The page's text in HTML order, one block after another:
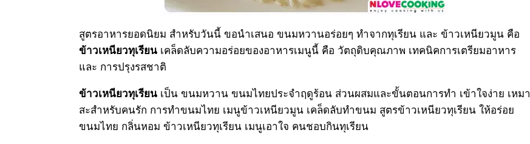
สูตรอาหารยอดนิยม สำหรับวันนี้ ขอนำเสนอ ขนมหวานอร่อยๆ ทำจากทุเรียน และ ข้าวเหนียวมูน คือ
ข้าวเหนียวทุเรียน เคล็ดลับความอร่อยของอาหารเมนูนี้ คือ วัตถุดิบคุณภาพ เทคนิคการเตรียมอาหาร
และ การปรุงรสชาติ
ข้าวเหนียวทุเรียน เป็น ขนมหวาน ขนมไทยประจำฤดูร้อน ส่วนผสมและขั้นตอนการทำ เข้าใจง่าย เหมา
สะสำหรับคนรัก การทำขนมไทย เมนูข้าวเหนียวมูน เคล็ดลับทำขนม สูตรข้าวเหนียวทุเรียน ให้อร่อย
ขนมไทย กลิ่นหอม ข้าวเหนียวทุเรียน เมนูเอาใจ คนชอบกินทุเรียน